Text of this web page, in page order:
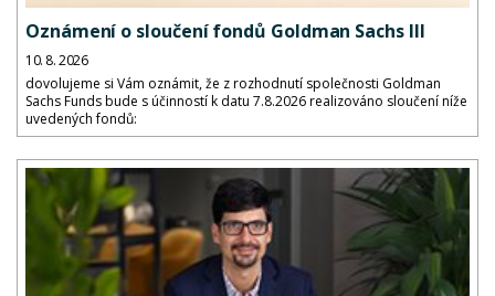
Oznámení o sloučení fondů Goldman Sachs III
10. 8. 2026
dovolujeme si Vám oznámit, že z rozhodnutí společnosti Goldman
Sachs Funds bude s účinností k datu 7.8.2026 realizováno sloučení níže
uvedených fondů: